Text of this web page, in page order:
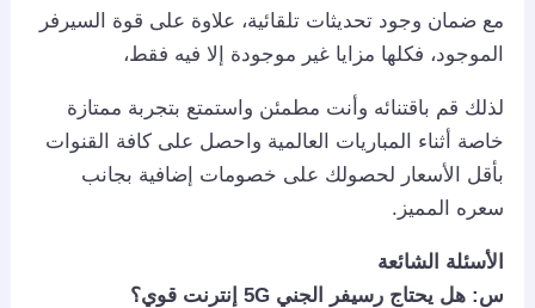
مع ضمان وجود تحديثات تلقائية، علاوة على قوة السيرفر
الموجود، فكلها مزايا غير موجودة إلا فيه فقط،
لذلك قم باقتنائه وأنت مطمئن واستمتع بتجربة ممتازة
خاصة أثناء المباريات العالمية واحصل على كافة القنوات
بأقل الأسعار لحصولك على خصومات إضافية بجانب
سعره المميز.
الأسئلة الشائعة
س: هل يحتاج رسيفر الجني 5G إنترنت قوي؟